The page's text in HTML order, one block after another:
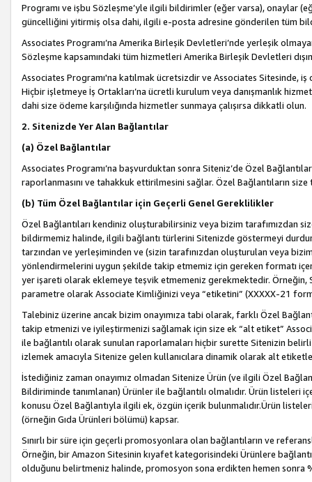
Programı ve işbu Sözleşme’yle ilgili bildirimler (eğer varsa), onaylar
güncelliğini yitirmiş olsa dahi, ilgili e-posta adresine gönderilen tüm
Associates Programı’na Amerika Birleşik Devletleri’nde yerleşik
Sözleşme kapsamındaki tüm hizmetleri Amerika Birleşik Devletleri
Associates Programı'na katılmak ücretsizdir ve Associates Sitesinde,
Hiçbir işletmeye İş Ortakları’na ücretli kurulum veya danışmanlık
dahi size ödeme karşılığında hizmetler sunmaya çalışırsa dikkatli olun.
2. Sitenizde Yer Alan Bağlantılar
(a) Özel Bağlantılar
Associates Programı’na başvurduktan sonra Siteniz’de Özel
raporlanmasını ve tahakkuk ettirilmesini sağlar. Özel Bağlantıların
(b) Tüm Özel Bağlantılar için Geçerli Genel Gereklilikler
Özel Bağlantıları kendiniz oluşturabilirsiniz veya bizim tarafımızdan
bildirmemiz halinde, ilgili bağlantı türlerini Sitenizde göstermeyi
tarzından ve yerleşiminden ve (sizin tarafınızdan oluşturulan veya
yönlendirmelerini uygun şekilde takip etmemiz için gereken formatı
yer işareti olarak eklemeye teşvik etmemeniz gerekmektedir. Örneğin,
parametre olarak Associate Kimliğinizi veya “etiketini” (XXXXX-21
Talebiniz üzerine ancak bizim onayımıza tabi olarak, farklı Özel
takip etmenizi ve iyileştirmenizi sağlamak için size ek “alt etiket”
ile bağlantılı olarak sunulan raporlamaları hiçbir surette Sitenizin belirli
izlemek amacıyla Sitenize gelen kullanıcılara dinamik olarak alt
İstediğiniz zaman onayımız olmadan Sitenize Ürün (ve ilgili Özel
Bildiriminde tanımlanan) Ürünler ile bağlantılı olmalıdır. Ürün listeleri
konusu Özel Bağlantıyla ilgili ek, özgün içerik bulunmalıdır.Ürün
(örneğin Gıda Ürünleri bölümü) kapsar.
Sınırlı bir süre için geçerli promosyonlara olan bağlantıların ve
Örneğin, bir Amazon Sitesinin kıyafet kategorisindeki Ürünlere
olduğunu belirtmeniz halinde, promosyon sona erdikten hemen sonra